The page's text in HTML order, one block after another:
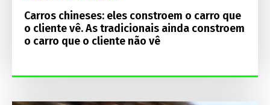
Carros chineses: eles constroem o carro que
o cliente vê. As tradicionais ainda constroem
o carro que o cliente não vê